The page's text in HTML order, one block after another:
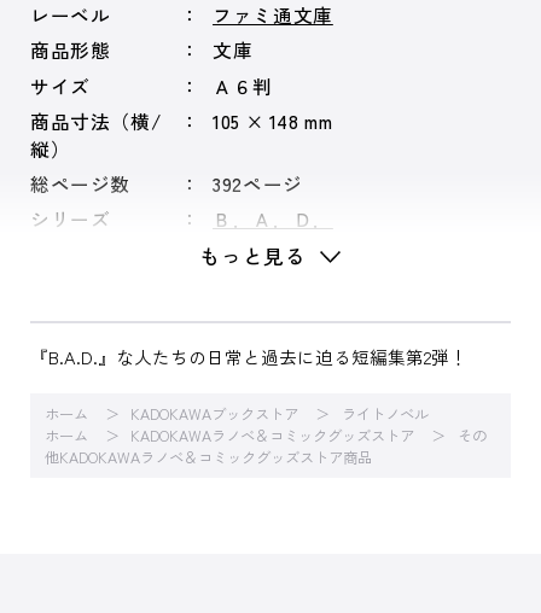
レーベル
ファミ通文庫
商品形態
文庫
サイズ
Ａ６判
商品寸法（横/
縦）
105 × 148 mm
総ページ数
392ページ
シリーズ
Ｂ．Ａ．Ｄ．
もっと見る
『B.A.D.』な人たちの日常と過去に迫る短編集第2弾！
ホーム KADOKAWAブックストア
ライトノベル
ホーム
KADOKAWAラノベ＆コミックグッズストア
その
他KADOKAWAラノベ＆コミックグッズストア商品